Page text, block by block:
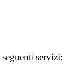
servizi: